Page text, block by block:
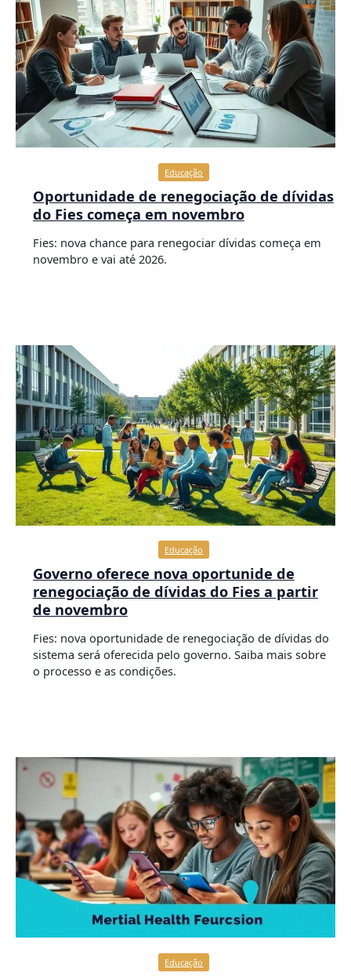
Educação
Oportunidade de renegociação de dívidas
do Fies começa em novembro
Fies: nova chance para renegociar dívidas começa em
novembro e vai até 2026.
Educação
Governo oferece nova oportunide de
renegociação de dívidas do Fies a partir
de novembro
Fies: nova oportunidade de renegociação de dívidas do
sistema será oferecida pelo governo. Saiba mais sobre
o processo e as condições.
Educação